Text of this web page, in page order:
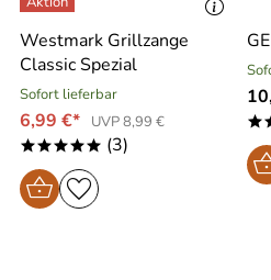
Westmark Grillzange
Classic Spezial
Sofort lieferbar
6,99 €* UVP 8,99 €
***** (3)